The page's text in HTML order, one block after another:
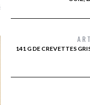
je ne parle presque que
141 G DE CREVETTES